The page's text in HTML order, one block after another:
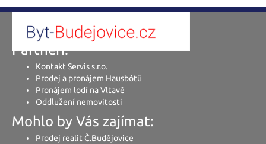
Partneři:
Kontakt Servis s.r.o.
Prodej a pronájem Hausbótů
Pronájem lodí na Vltavě
Oddlužení nemovitosti
Mohlo by Vás zajímat:
Prodej realit Č.Budějovice